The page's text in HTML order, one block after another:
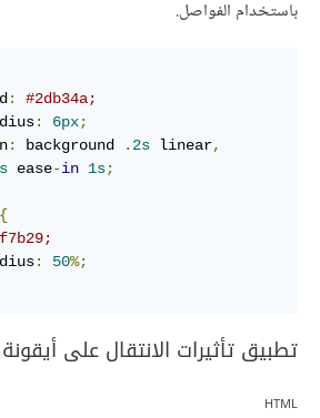
باستخدام الفواصل.
: #2db34a;
: 6px;
: background . 2s linear,
s ease-in 1s;
{
;
: 50%;
تطبيق تأثيرات الانتقال على أيقونة
HTML